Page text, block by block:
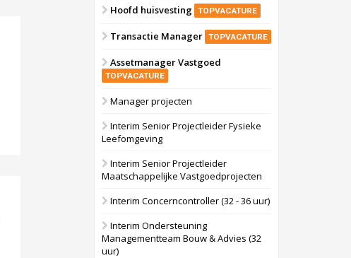
Hoofd huisvesting TOPVACATURE
Transactie Manager TOPVACATURE
Assetmanager Vastgoed
TOPVACATURE
Manager projecten
Interim Senior Projectleider Fysieke
Leefomgeving
Interim Senior Projectleider
Maatschappelijke Vastgoedprojecten
Interim Concerncontroller (32 - 36 uur)
Interim Ondersteuning
Managementteam Bouw & Advies (32
uur)